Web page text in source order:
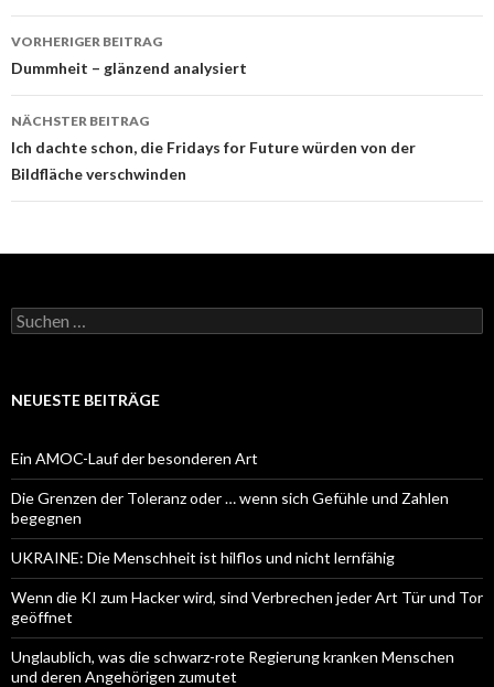
Beitrags-
Navigation
VORHERIGER BEITRAG
Dummheit – glänzend analysiert
NÄCHSTER BEITRAG
Ich dachte schon, die Fridays for Future würden von der
Bildfläche verschwinden
Suchen
nach:
NEUESTE BEITRÄGE
Ein AMOC-Lauf der besonderen Art
Die Grenzen der Toleranz oder … wenn sich Gefühle und Zahlen
begegnen
UKRAINE: Die Menschheit ist hilflos und nicht lernfähig
Wenn die KI zum Hacker wird, sind Verbrechen jeder Art Tür und Tor
geöffnet
Unglaublich, was die schwarz-rote Regierung kranken Menschen
und deren Angehörigen zumutet